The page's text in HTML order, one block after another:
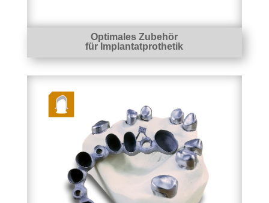
Optimales Zubehör
für Implantatprothetik